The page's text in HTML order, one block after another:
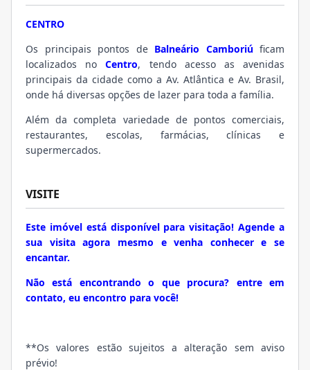
CENTRO
Os principais pontos de Balneário Camboriúficam
localizados noCentro, tendo acesso as avenidas
principais da cidade como a Av. Atlântica e Av. Brasil,
onde há diversas opções de lazer para toda a família.
Além da completa variedade de pontos comerciais,
restaurantes, escolas, farmácias, clínicas e
supermercados.
VISITE
Este imóvel está disponível para visitação! Agende a
sua visita agora mesmo e venha conhecer e se
encantar.
Não está encontrando o que procura? entre em
contato, eu encontro para você!
**Os valores estão sujeitos a alteração sem aviso
prévio!